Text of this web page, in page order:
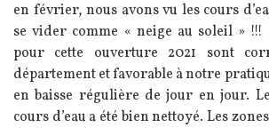
en février, nous avons vu les cours
se vider comme « neige au soleil » !!!
pour cette ouverture 2021 sont
département et favorable à notre
en baisse régulière de jour en jour.
cours d’eau a été bien nettoyé. Les